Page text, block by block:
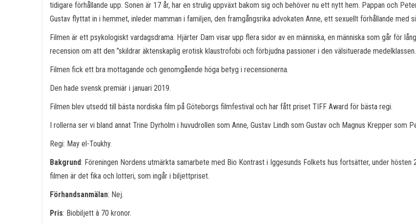
tidigare förhållande upp. Sonen är 17 år, har en strulig uppväxt bakom sig och behöver nu ett nytt hem. Pappan och
Gustav flyttat in i hemmet, inleder mamman i familjen, den framgångsrika advokaten Anne, ett sexuellt förhållande med
Filmen är ett psykologiskt vardagsdrama. Hjärter Dam visar upp flera sidor av en människa, en människa som går för
recension om att den ”skildrar äktenskaplig erotisk klaustrofobi och förbjudna passioner i den välsituerade
Filmen fick ett bra mottagande och genomgående höga betyg i recensionerna.
Den hade svensk premiär i januari 2019.
Filmen blev utsedd till bästa nordiska film på Göteborgs filmfestival och har fått priset TIFF Award för bästa regi.
I rollerna ser vi bland annat Trine Dyrholm i huvudrollen som Anne, Gustav Lindh som Gustav och Magnus Krepper som
Regi: May el-Toukhy.
Bakgrund: Föreningen Nordens utmärkta samarbete med Bio Kontrast i Iggesunds Folkets hus fortsätter, under
filmen är det fika och lotteri, som ingår i biljettpriset.
Förhandsanmälan: Nej.
Pris: Biobiljett à 70 kronor.